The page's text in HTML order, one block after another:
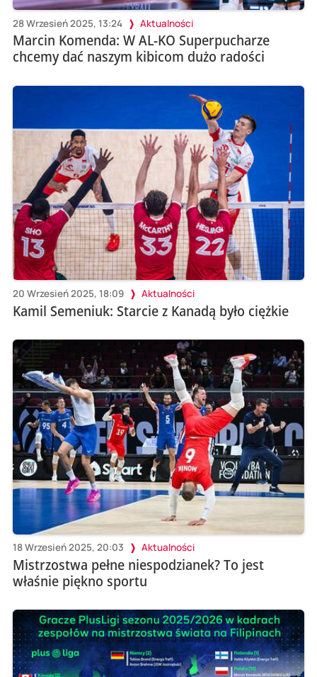
28 Wrzesień 2025, 13:24 Aktualności
Marcin Komenda: W AL-KO Superpucharze
chcemy dać naszym kibicom dużo radości
20 Wrzesień 2025, 18:09 Aktualności
Kamil Semeniuk: Starcie z Kanadą było ciężkie
18 Wrzesień 2025, 20:03 Aktualności
Mistrzostwa pełne niespodzianek? To jest
właśnie piękno sportu